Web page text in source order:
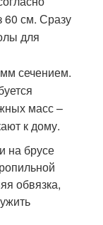
60 см. Сразу
для
сечением.
масс –
к дому.
на брусе
обвязка,